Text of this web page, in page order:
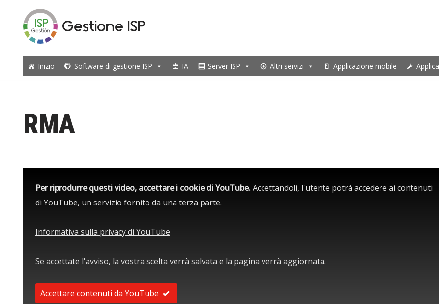
contenuto
Gestione ISP
Inizio Software di gestione ISP IA Server ISP Altri servizi Applicazione mobile
RMA
Per riprodurre questi video, accettare i cookie di YouTube.Accettandoli, l'utente potrà accedere ai contenuti
di YouTube, un servizio fornito da una terza parte.
Informativa sulla privacy di YouTube
Se accettate l'avviso, la vostra scelta verrà salvata e la pagina verrà aggiornata.
Accettare contenuti da YouTube